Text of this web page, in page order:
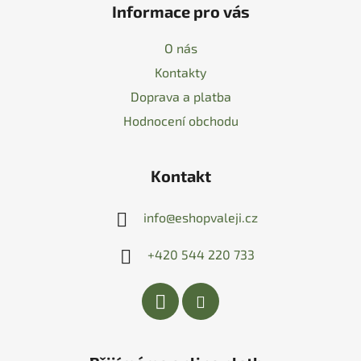
Informace pro vás
O nás
Kontakty
Doprava a platba
Hodnocení obchodu
Kontakt
info@eshopvaleji.cz
+420 544 220 733